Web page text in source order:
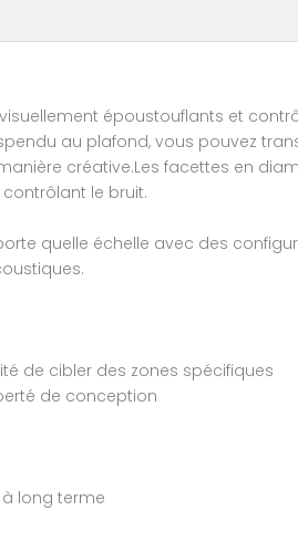
époustouflants et
au plafond, vous pouvez
créative.Les facettes en
le bruit.
quelle échelle avec des
de cibler des zones spécifiques
de conception
long terme